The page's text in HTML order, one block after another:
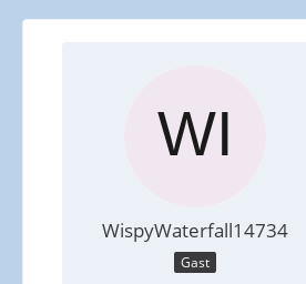
WispyWaterfall14734
Gast